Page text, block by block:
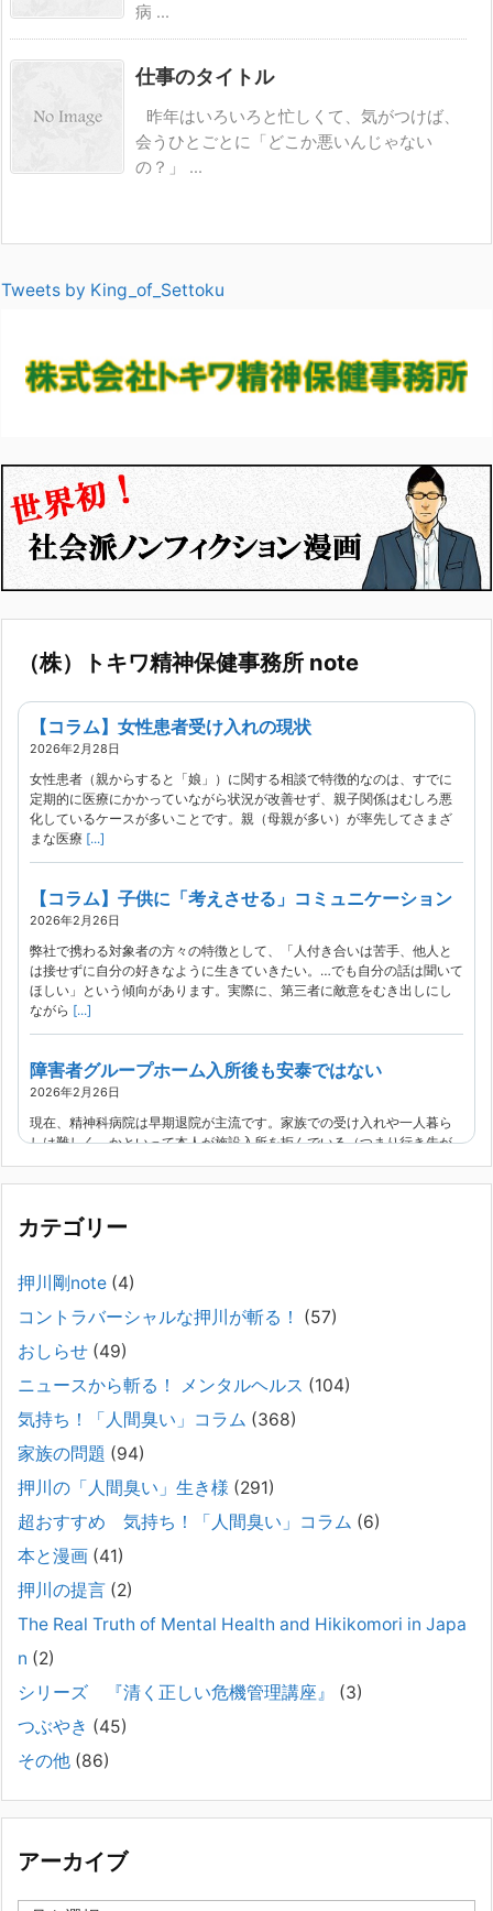
病 ...
仕事のタイトル
昨年はいろいろと忙しくて、気がつけば、
会うひとごとに「どこか悪いんじゃない
の？」 ...
Tweets by King_of_Settoku
（株）トキワ精神保健事務所 note
【コラム】女性患者受け入れの現状
2026年2月28日
女性患者（親からすると「娘」）に関する相談で特徴的なのは、すでに
定期的に医療にかかっていながら状況が改善せず、親子関係はむしろ悪
化しているケースが多いことです。親（母親が多い）が率先してさまざ
まな医療 [...]
【コラム】子供に「考えさせる」コミュニケーション
2026年2月26日
弊社で携わる対象者の方々の特徴として、「人付き合いは苦手、他人と
は接せずに自分の好きなように生きていきたい。…でも自分の話は聞いて
ほしい」という傾向があります。実際に、第三者に敵意をむき出しにし
ながら [...]
障害者グループホーム入所後も安泰ではない
2026年2月26日
現在、精神科病院は早期退院が主流です。家族での受け入れや一人暮ら
しは難しく、かといって本人が施設入所を拒んでいる（つまり行き先が
困ってし[...]
精神科から「退院できます」と言われた家族へ──退院
2026年2月21日
通常価格 2,980円 → 今だけ 1,480円（50％OFF）こちらのnoteは、
（株）トキワ精神保健事務所（所長：押川剛）が支援の現場で行なって
きた実務対応を、家族向けに整理しています。 続きをみ
#042 精神疾患の子どもと健全なコミュニケーション
がとれない（母娘編）。
2025年8月17日
弊社は、病識のない重篤な精神疾患を抱えるご家族からのご相談を受
け、長年にわたり精神科医療へのアクセスの仕方や問題解決に取り組ん
い場合、家 [...]
#041 将来を案じる「きょうだい」必見②きょうだ
で困っている方へ
2025年8月11日
長年問題解決に至らない家族のパターンのうち、弊社の相談で多い事例
景・特徴続きをみる
集英社オンラインのインタビューを受けました。「漫
画といえば集英社！」というく…
2023年3月1日
集英社オンラインのインタビューを受けました。「漫画といえば集英
カテゴリー
押川剛note (4)
コントラバーシャルな押川が斬る！
(57)
おしらせ (49)
ニュースから斬る！ メンタルヘルス (104)
気持ち！「人間臭い」コラム (368)
家族の問題 (94)
押川の「人間臭い」生き様 (291)
超おすすめ 気持ち！「人間臭い」コラム (6)
本と漫画 (41)
押川の提言 (2)
The Real Truth of Mental Health and Hikikomori in Japa
n (2)
シリーズ 『清く正しい危機管理講座』
(3)
つぶやき (45)
その他 (86)
アーカイブ